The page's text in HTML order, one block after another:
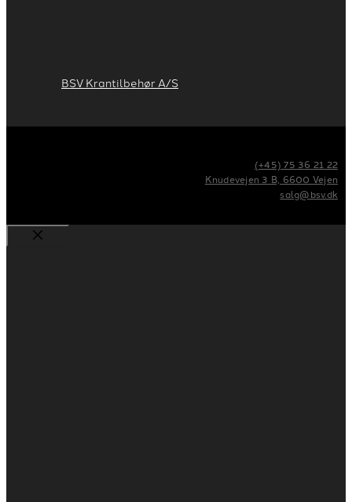
BSV Krantilbehør A/S
(+45) 75 36 21 22
Knudevejen 3 B, 6600 Vejen
salg@bsv.dk